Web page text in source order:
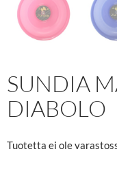
SUNDIA
DIABOLO
Tuotetta ei ole